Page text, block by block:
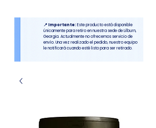
📍 Importante: Este producto está disponible
únicamente para retiro en nuestra sede de Lilburn,
Georgia. Actualmente no ofrecemos servicio de
envío. Una vez realizado el pedido, nuestro equipo
le notificará cuando esté listo para ser retirado.